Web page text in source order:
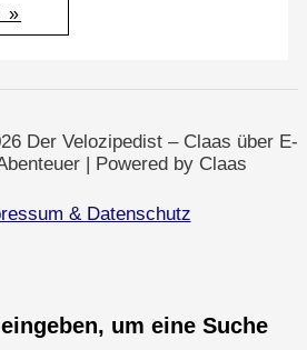
»
Der Velozipedist – Claas über E-
| Powered by Claas
& Datenschutz
um eine Suche